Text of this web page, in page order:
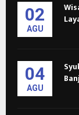
02
AGU
04
AGU